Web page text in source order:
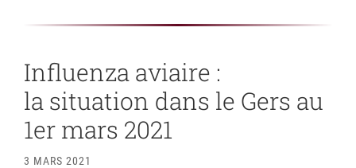
Influenza aviaire :
la situation dans le Gers au
1er mars 2021
3 MARS 2021